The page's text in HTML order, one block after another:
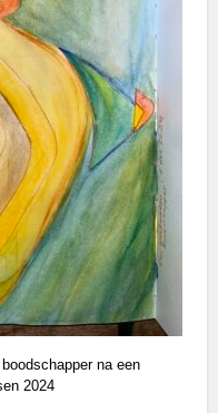
na een
2024